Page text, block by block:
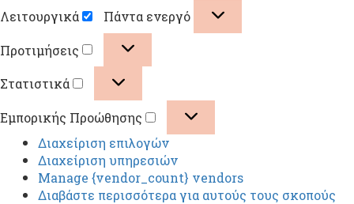
Λειτουργικά
Λειτουργικά
Πάντα ενεργό
Προτιμήσεις
Προτιμήσεις
Στατιστικά
Εμπορικής Προώθησης
Προώθησης
Διαχείριση επιλογών
Διαχείριση υπηρεσιών
Manage {vendor_count} vendors
Διαβάστε περισσότερα για αυτούς τους σκοπούς